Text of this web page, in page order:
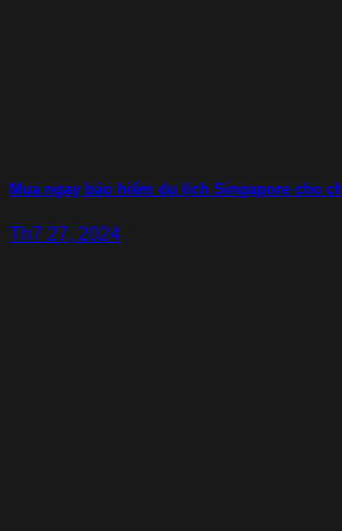
Mua ngay bảo hiểm du lịch Singapore cho
Th7 27, 2024